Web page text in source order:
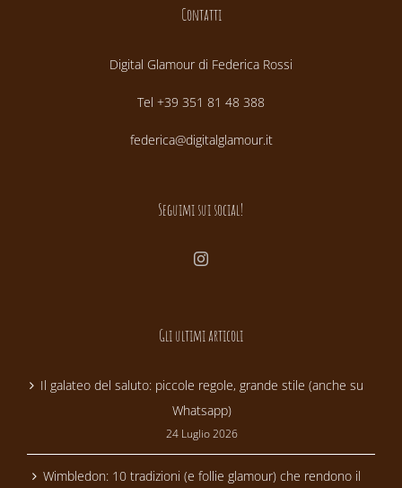
Contatti
Digital Glamour di Federica Rossi
Tel +39 351 81 48 388
federica@digitalglamour.it
Seguimi sui social!
Gli ultimi articoli
Il galateo del saluto: piccole regole, grande stile (anche su
Whatsapp)
24 Luglio 2026
Wimbledon: 10 tradizioni (e follie glamour) che rendono il